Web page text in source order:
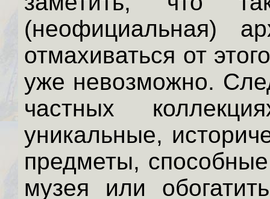
(неофициальная)
отмахиваться от
уже невозможно.
частных
уникальные,
предметы,
музея или